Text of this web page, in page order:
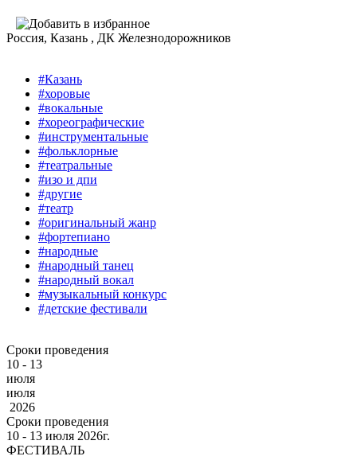
Россия, Казань , ДК Железнодорожников
#Казань
#хоровые
#вокальные
#хореографические
#инструментальные
#фольклорные
#театральные
#изо и дпи
#другие
#театр
#оригинальный жанр
#фортепиано
#народные
#народный танец
#народный вокал
#музыкальный конкурс
#детские фестивали
Сроки проведения
10 - 13
июля
июля
2026
Сроки проведения
10 ‐ 13 июля 2026г.
ФЕСТИВАЛЬ